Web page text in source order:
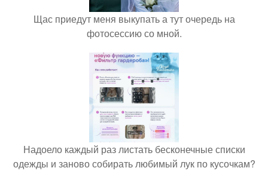
Щас приедут меня выкупать а тут очередь на
фотосессию со мной.
Надоело каждый раз листать бесконечные списки
одежды и заново собирать любимый лук по кусочкам?